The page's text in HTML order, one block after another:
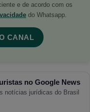
e de acordo com os
do Whatsapp.
CANAL
no Google News
notícias jurídicas do Brasil